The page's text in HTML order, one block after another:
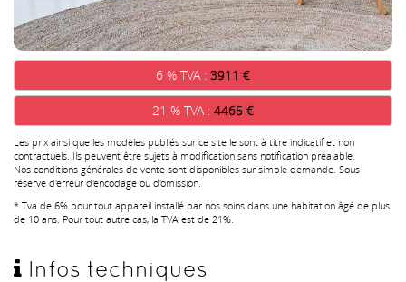
6 % TVA : 3911 €
21 % TVA : 4465 €
Les prix ainsi que les modèles publiés sur ce site le sont à titre indicatif et non
contractuels. Ils peuvent être sujets à modification sans notification préalable.
Nos conditions générales de vente sont disponibles sur simple demande. Sous
réserve d'erreur d'encodage ou d'omission.
* Tva de 6% pour tout appareil installé par nos soins dans une habitation âgé de plus
de 10 ans. Pour tout autre cas, la TVA est de 21%.
Infos techniques